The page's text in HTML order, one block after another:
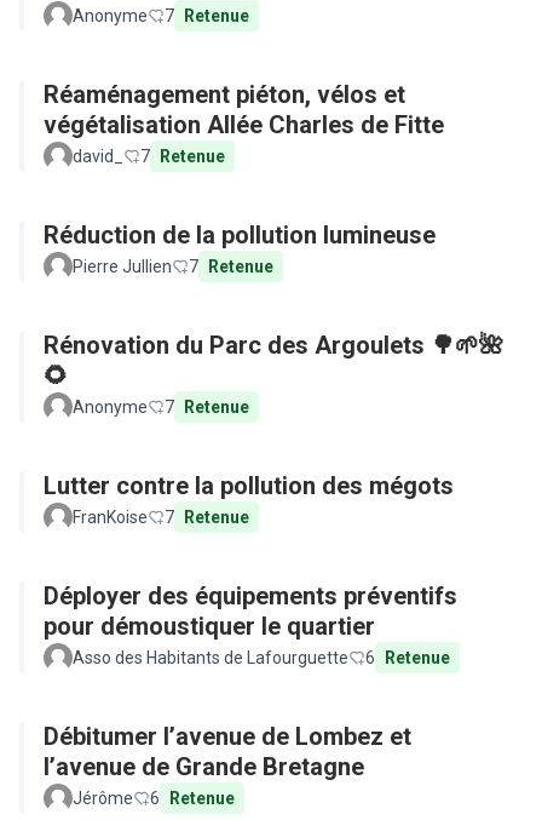
Anonyme 7 Retenue
Réaménagement piéton, vélos et
végétalisation Allée Charles de Fitte
david_ 7 Retenue
Réduction de la pollution lumineuse
Pierre Jullien 7 Retenue
Rénovation du Parc des Argoulets 🌳🌱🌺
🌻
Anonyme 7 Retenue
Lutter contre la pollution des mégots
FranKoise 7 Retenue
Déployer des équipements préventifs
pour démoustiquer le quartier
Asso des Habitants de Lafourguette 6 Retenue
Débitumer l’avenue de Lombez et
l’avenue de Grande Bretagne
Jérôme 6 Retenue